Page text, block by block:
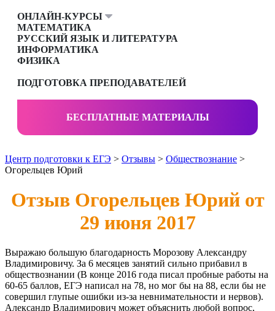
ОНЛАЙН-КУРСЫ
МАТЕМАТИКА
РУССКИЙ ЯЗЫК И ЛИТЕРАТУРА
ИНФОРМАТИКА
ФИЗИКА
ПОДГОТОВКА ПРЕПОДАВАТЕЛЕЙ
БЕСПЛАТНЫЕ МАТЕРИАЛЫ
Центр подготовки к ЕГЭ > Отзывы > Обществознание >
Огорельцев Юрий
Отзыв Огорельцев Юрий от
29 июня 2017
Выражаю большую благодарность Морозову Александру
Владимировичу. За 6 месяцев занятий сильно прибавил в
обществознании (В конце 2016 года писал пробные работы на
60-65 баллов, ЕГЭ написал на 78, но мог бы на 88, если бы не
совершил глупые ошибки из-за невнимательности и нервов).
Александр Владимирович может объяснить любой вопрос,